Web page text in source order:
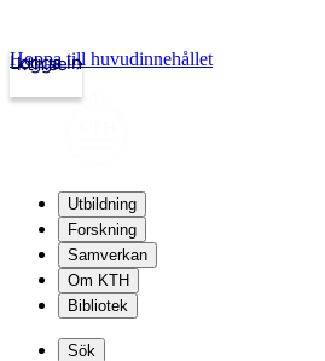
kth.se
Logga in
Hoppa till huvudinnehållet
Utbildning
Forskning
Samverkan
Om KTH
Bibliotek
Sök